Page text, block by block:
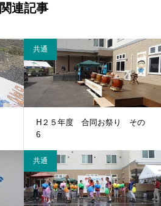
関連記事
共通
H２５年度 合同お祭り その
6
共通